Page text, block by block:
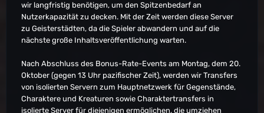
wir langfristig benötigen, um den Spitzenbedarf an
Nutzerkapazität zu decken. Mit der Zeit werden diese Server
zu Geisterstädten, da die Spieler abwandern und auf die
nächste große Inhaltsveröffentlichung warten.
Nach Abschluss des Bonus-Rate-Events am Montag, dem 20.
Oktober (gegen 13 Uhr pazifischer Zeit), werden wir Transfers
von isolierten Servern zum Hauptnetzwerk für Gegenstände,
Charaktere und Kreaturen sowie Charaktertransfers in
isolierte Server für diejenigen ermöglichen, die umziehen